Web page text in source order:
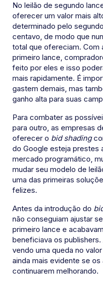
No leilão de segundo
oferecer um valor mais
determinado pelo
centavo, de modo que
total que ofereciam. Com
primeiro lance,
feito por eles e isso
mais rapidamente. É
gastem demais, mas
ganho alta para suas
Para combater as
para outro, as empresas
oferecer o bid shading
do Google esteja prestes
mercado programático,
mudar seu modelo de
uma das primeiras
felizes.
Antes da introdução do
não conseguiam ajustar
primeiro lance e
beneficiava os
vendo uma queda no
ainda mais evidente se
continuarem melhorando.